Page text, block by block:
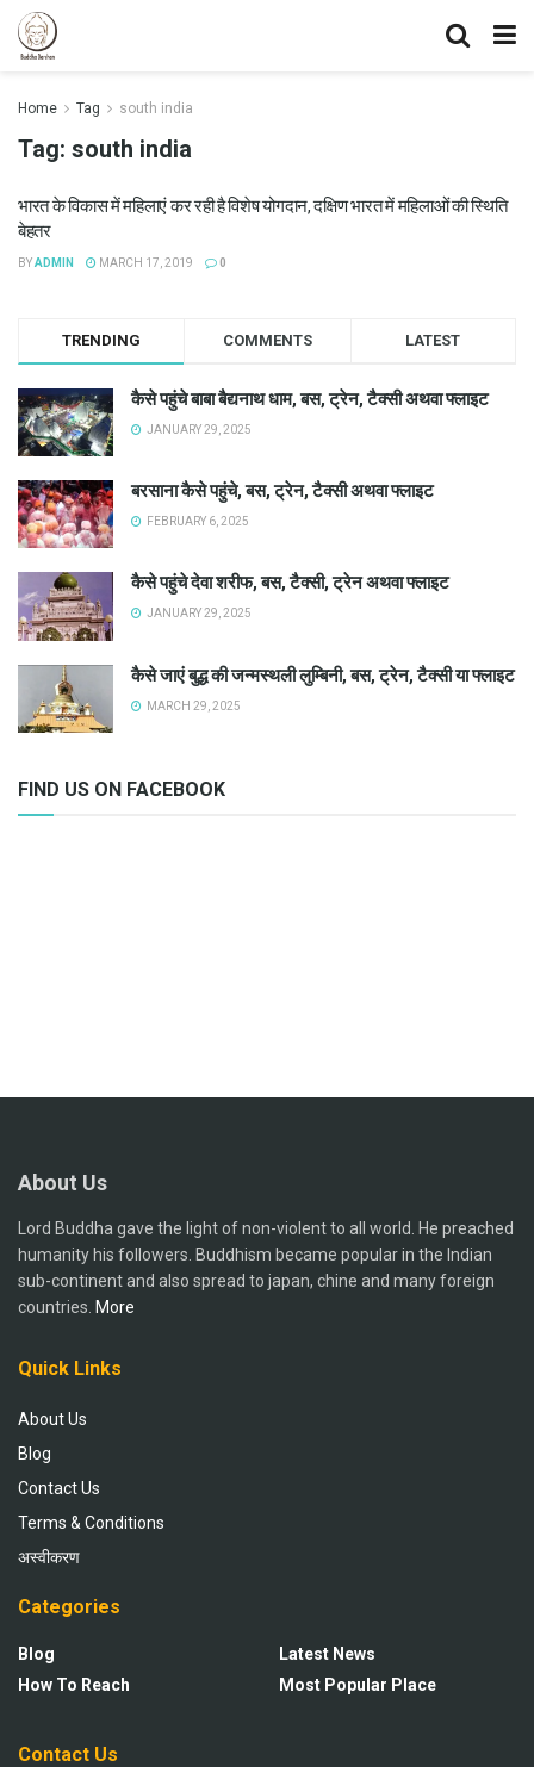
Home Tag south india
Tag: south india
भारत के विकास में महिलाएं कर रही है विशेष योगदान, दक्षिण भारत में महिलाओं की स्थिति
बेहतर
BYADMIN MARCH 17, 2019 0
TRENDING COMMENTS LATEST
कैसे पहुंचे बाबा बैद्यनाथ धाम, बस, ट्रेन, टैक्सी अथवा फ्लाइट
JANUARY 29, 2025
बरसाना कैसे पहुंचे, बस, ट्रेन, टैक्सी अथवा फ्लाइट
FEBRUARY 6, 2025
कैसे पहुंचे देवा शरीफ, बस, टैक्सी, ट्रेन अथवा फ्लाइट
JANUARY 29, 2025
कैसे जाएं बुद्ध की जन्मस्थली लुम्बिनी, बस, ट्रेन, टैक्सी या फ्लाइट
MARCH 29, 2025
FIND US ON FACEBOOK
About Us
Lord Buddha gave the light of non-violent to all world. He preached
humanity his followers. Buddhism became popular in the Indian
sub-continent and also spread to japan, chine and many foreign
countries. More
Quick Links
About Us
Blog
Contact Us
Terms & Conditions
अस्वीकरण
Categories
Blog
How To Reach
Latest News
Most Popular Place
Contact Us